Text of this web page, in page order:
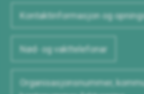
Kontaktinformasjon og
Nød- og vakttelefonar
Organisasjonsnummer,